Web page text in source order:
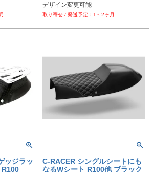
デザイン変更可能
1～2ヶ月
ッジラッ
R100
C-RACER シングルシートにも
なるWシート R100他 ブラック